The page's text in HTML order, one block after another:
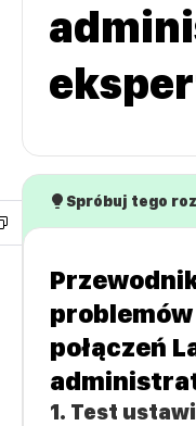
Spróbuj tego
połączeń
1. Test